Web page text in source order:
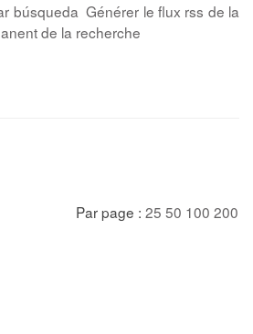
búsqueda Générer le flux rss de la
de la recherche
Par page : 25 50 100 200